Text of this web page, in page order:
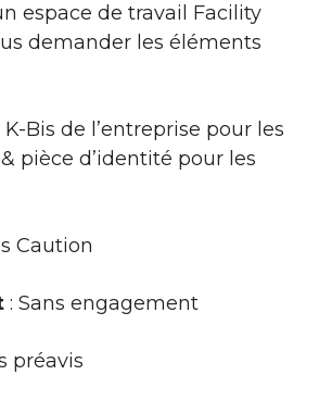
espace de travail Facility
demander les éléments
K-Bis de l’entreprise pour les
pièce d’identité pour les
Caution
: Sans engagement
préavis